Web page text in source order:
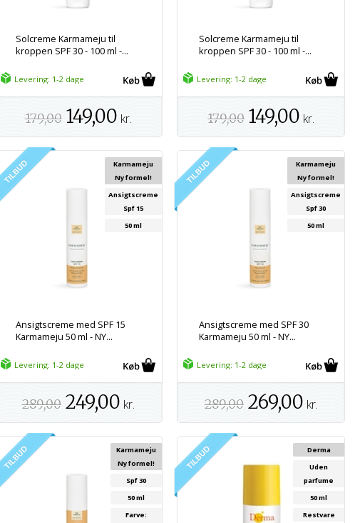
Solcreme Karmameju til
kroppen SPF 30 - 100 ml -...
Levering: 1-2 dage
179,00 149,00 kr.
Solcreme Karmameju til
kroppen SPF 30 - 100 ml -...
Levering: 1-2 dage
179,00 149,00 kr.
Ansigtscreme med SPF 15
Karmameju 50 ml - NY...
Karmameju
Ny formel!
Ansigtscreme
Spf 15
50 ml
Levering: 1-2 dage
289,00 249,00 kr.
Ansigtscreme med SPF 30
Karmameju 50 ml - NY...
Karmameju
Ny formel!
Ansigtscreme
Spf 30
50 ml
Levering: 1-2 dage
289,00 269,00 kr.
Karmameju
Ny formel!
Spf 30
50 ml
Farve:
Derma
Uden
parfume
50 ml
Restvare